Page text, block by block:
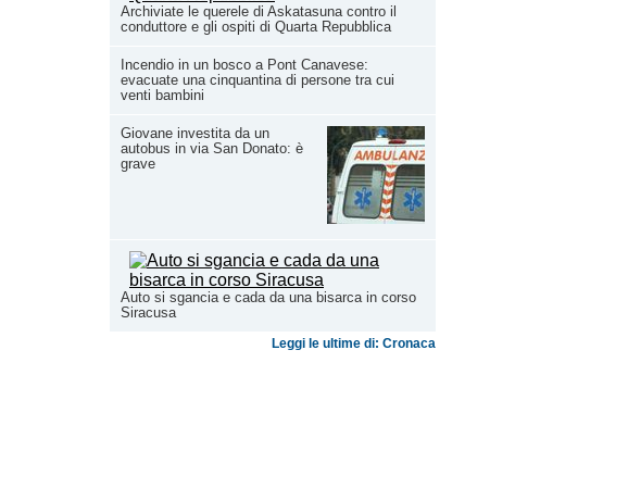
Archiviate le querele di Askatasuna contro il
conduttore e gli ospiti di Quarta Repubblica
Incendio in un bosco a Pont Canavese:
evacuate una cinquantina di persone tra cui
venti bambini
Giovane investita da un
autobus in via San Donato: è
grave
Auto si sgancia e cada da una bisarca in corso
Siracusa
Leggi le ultime di: Cronaca